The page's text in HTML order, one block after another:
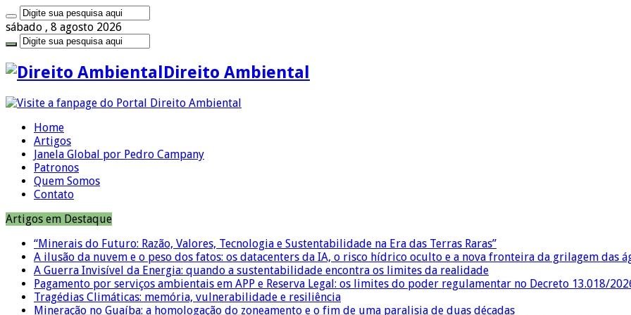
sábado , 8 agosto 2026
Direito Ambiental
Home
Artigos
Janela Global por Pedro Campany
Patronos
Quem Somos
Contato
Artigos em Destaque
“Minerais do Futuro: Razão, Valores, Tecnologia e Sustentabilidade na Era das Terras Raras”
A ilusão da nuvem e o peso dos fatos: os datacenters da IA, o risco hídrico oculto e a nova fronteira da grilagem das
A Guerra Invisível da Energia: quando a sustentabilidade encontra os limites da realidade
Pagamento por serviços ambientais em APP e Reserva Legal: os limites do poder regulamentar no Decreto 13.018/
Tragédias Climáticas: memória, vulnerabilidade e resiliência
Mineração no Guaíba: a homologação do zoneamento e o fim de uma paralisia de duas décadas